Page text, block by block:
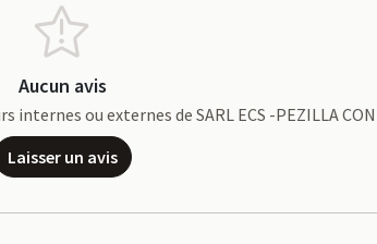
Aucun avis
ou externes de SARL ECS -PEZILLA
Laisser un avis